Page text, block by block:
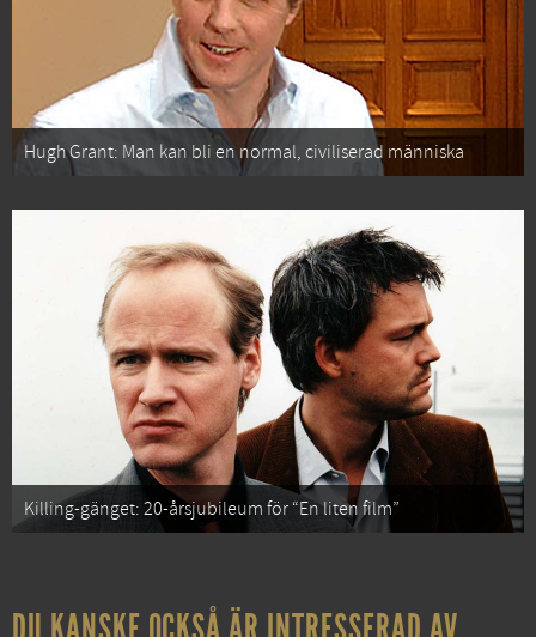
Hugh Grant: Man kan bli en normal, civiliserad människa
Killing-gänget: 20-årsjubileum för “En liten film”